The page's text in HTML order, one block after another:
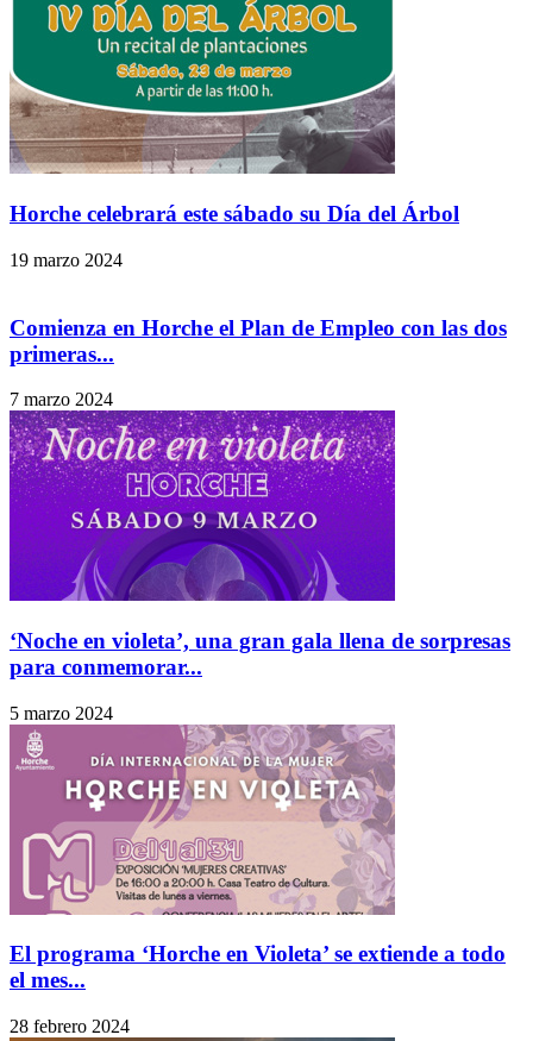
Horche celebrará este sábado su Día del Árbol
19 marzo 2024
Comienza en Horche el Plan de Empleo con las dos
primeras...
7 marzo 2024
‘Noche en violeta’, una gran gala llena de sorpresas
para conmemorar...
5 marzo 2024
El programa ‘Horche en Violeta’ se extiende a todo
el mes...
28 febrero 2024